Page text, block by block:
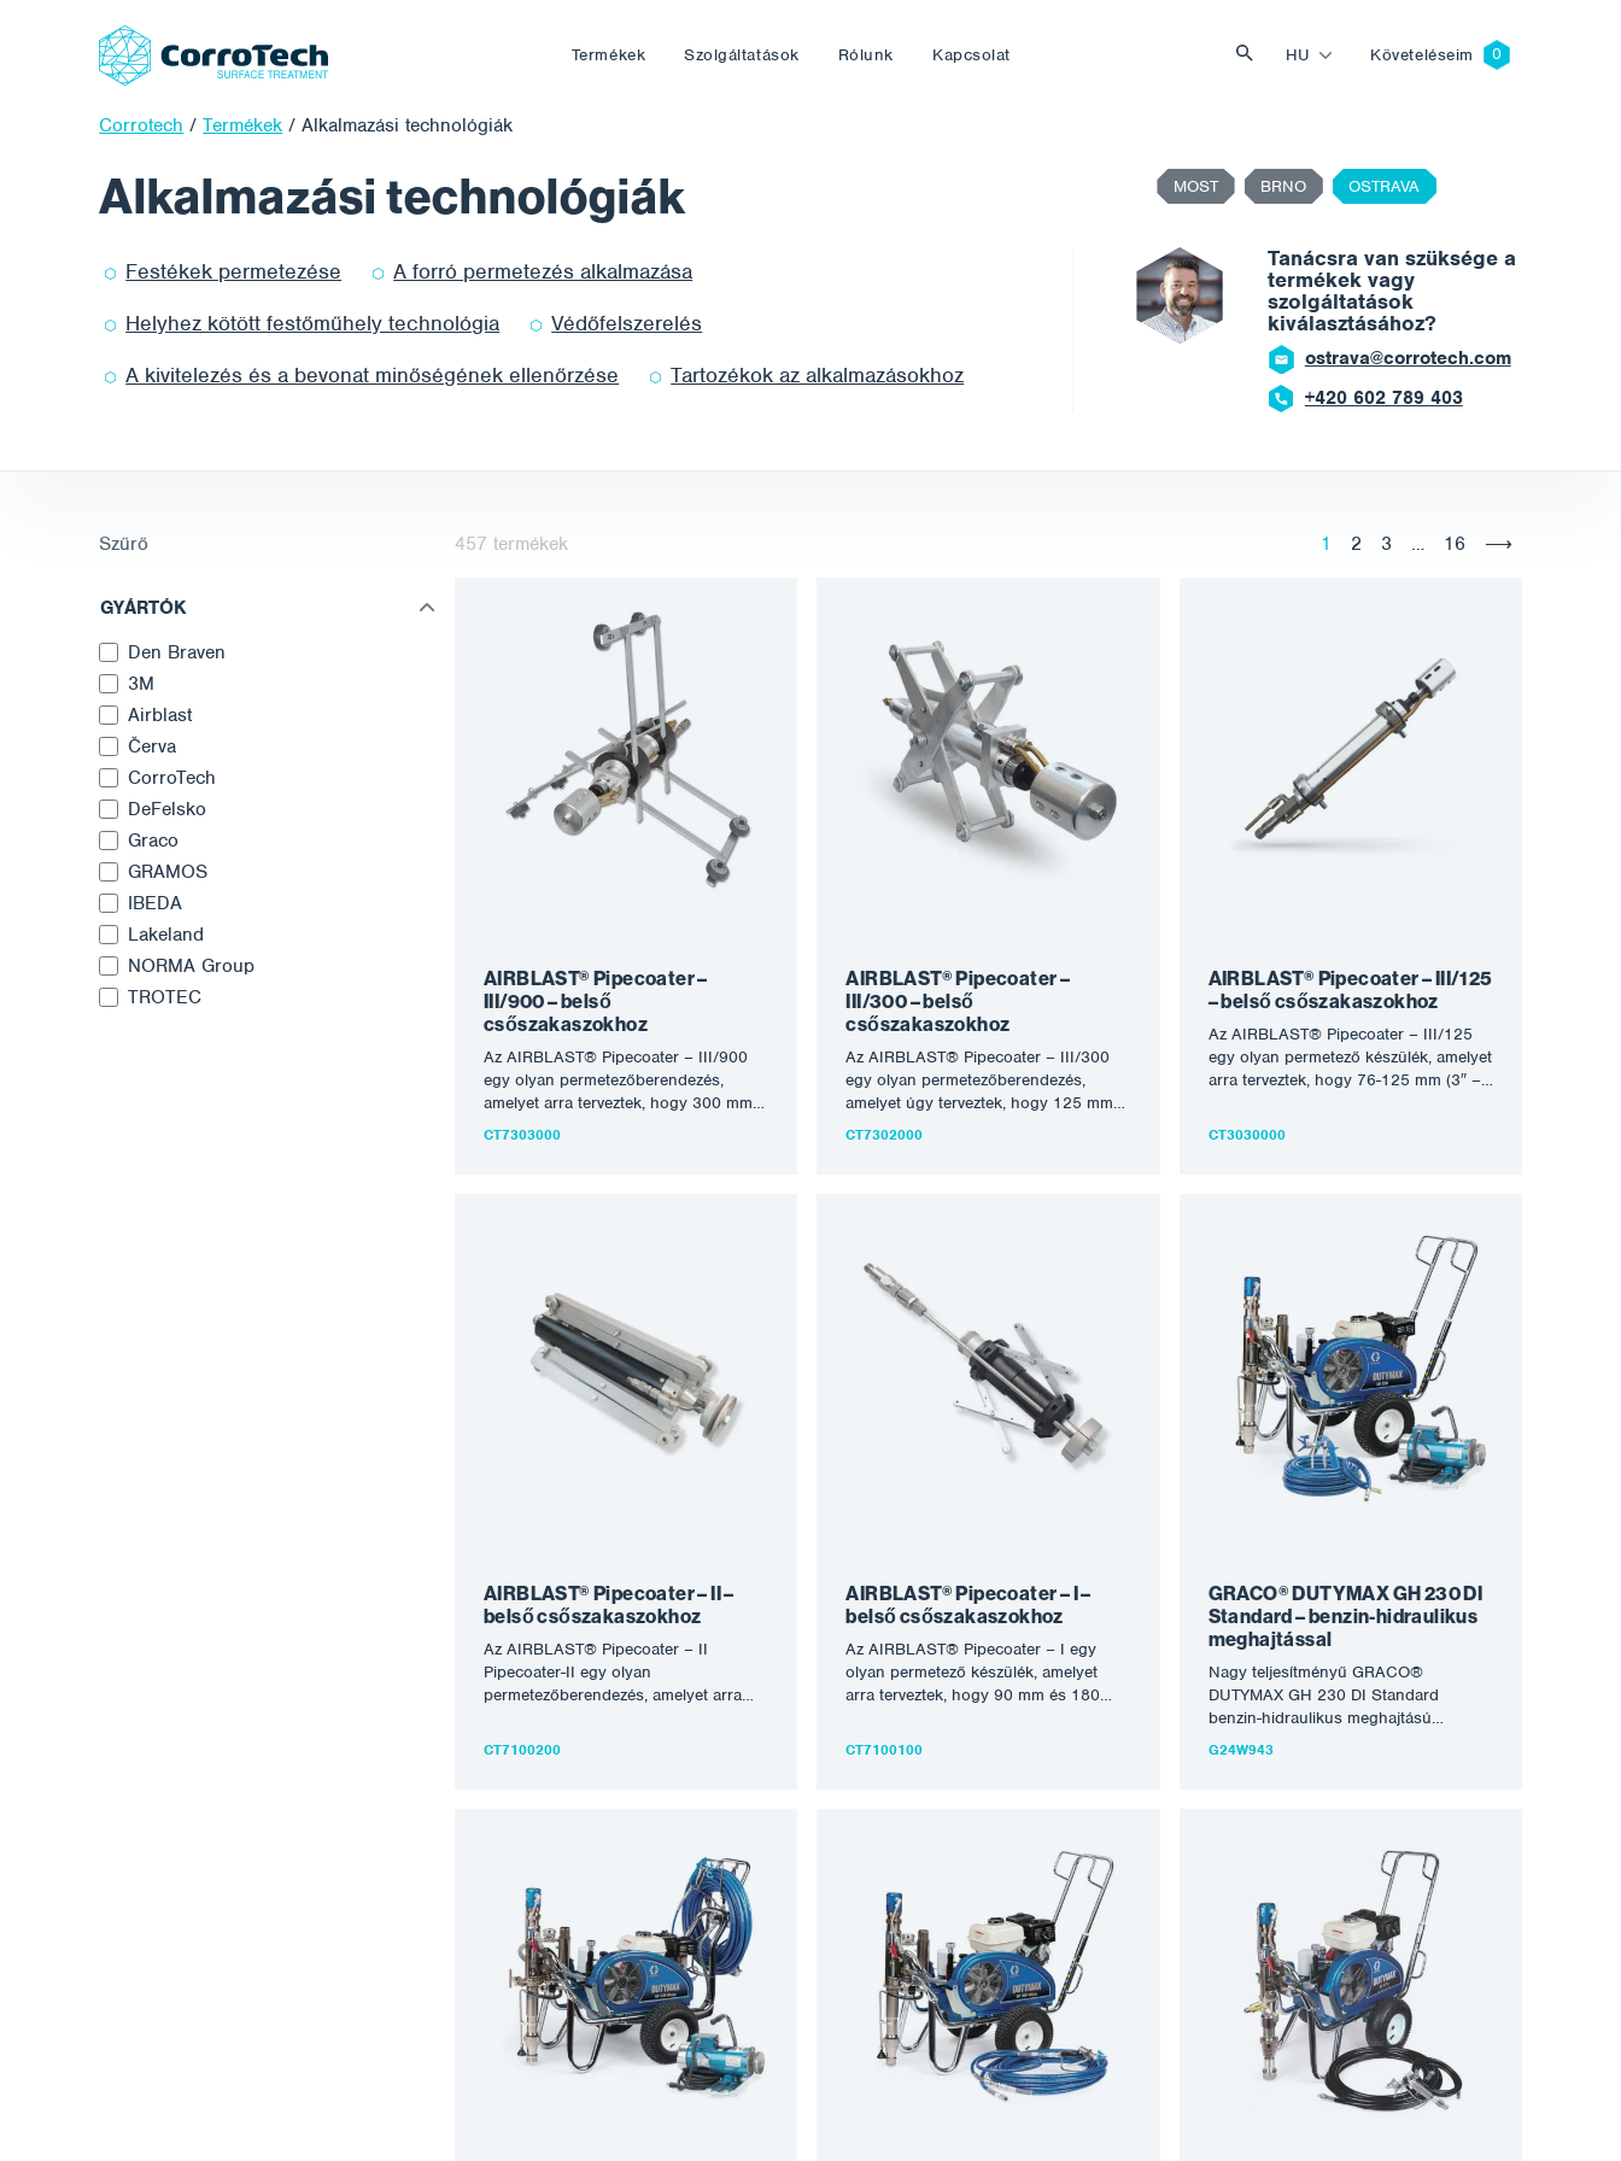
Termékek Szolgáltatások Rólunk Kapcsolat HU Követeléseim
Corrotech /Termékek /Alkalmazási technológiák
Alkalmazási technológiák
Festékek permetezése
A forró permetezés alkalmazása
Helyhez kötött festőműhely technológia
Védőfelszerelés
A kivitelezés és a bevonat minőségének ellenőrzése
Tartozékok az alkalmazásokhoz
MOST BRNO OSTRAVA
Tanácsra van szüksége a
termékek vagy
kiválasztásához?
Tanácsra van szüksége a
termékek vagy
szolgáltatások
kiválasztásához?
ostrava@corrotech.com
+420 602 789 403
Szűrő 457 termékek 1 2 3 … 16 ⟶
GYÁRTÓK
Den Braven
3M
Airblast
Červa
CorroTech
DeFelsko
Graco
GRAMOS
IBEDA
Lakeland
NORMA Group
TROTEC
AIRBLAST® Pipecoater –
III/900 – belső
csőszakaszokhoz
Az AIRBLAST® Pipecoater – III/900
egy olyan permetezőberendezés,
amelyet arra terveztek, hogy 300 mm
és 900 mm (12″ – 36″) átmérőjű
csatlakoztatásához egy légtömlőre van
szükség. Miután a PIPECOATER-
III/900 a csőben van, szabályozza a
festék- és légáramlást a megfelelő
nyomásra. A festéket egy fúvókán
keresztül szórják szét, amelyet a
légáramlás vezérel 360°-os
CT7303000
AIRBLAST® Pipecoater –
III/300 – belső
csőszakaszokhoz
Az AIRBLAST® Pipecoater – III/300
egy olyan permetezőberendezés,
amelyet úgy terveztek, hogy 125 mm
és 300 mm (5″ – 12″) átmérőjű csövek
legalább 45:1 arányban. A
PIPECOATER csatlakoztatásához egy
légtömlőre van szükség. Miután a
PIPECOATER-III/300 a csőben van,
szabályozza a festék- és légáramlást a
megfelelő nyomásra. A festéket egy
fúvókán keresztül szórják szét, amelyet
a légáramlás vezérel 360°-os
szórásképben. Jellemzők: hatékonyan
kezeli a bevonatok széles skáláját
CT7302000
AIRBLAST® Pipecoater – III/125
– belső csőszakaszokhoz
Az AIRBLAST® Pipecoater – III/125
egy olyan permetező készülék, amelyet
arra terveztek, hogy 76-125 mm (3″ –
egyenletes bevonatot vigyen fel
45:1 arányban. A PIPECOATER
csatlakoztatásához egy légtömlőre van
szükség. Miután a PIPECOATER-
III/125 a csőbe került, szabályozza a
festéket és a levegő áramlását a
megfelelő nyomásra. A festéket egy
fúvókán keresztül szórják szét, amelyet
a légáramlás vezérel 360°-os
szórásképben. Jellemzők: hatékonyan
kezeli a bevonatok széles skáláját
egyenletes réteget visz fel figyelemre
méltó sebességgel nem kell elforgatni
CT3030000
AIRBLAST® Pipecoater – II –
belső csőszakaszokhoz
Az AIRBLAST® Pipecoater – II
Pipecoater-II egy olyan
permetezőberendezés, amelyet arra
(7″ – 37″) átmérőjű csövek belső falára
felhordható ezzel a berendezéssel. A
legnagyobb hatékonyság elérése
érdekében egy személynek kell
kezelnie a felhordó berendezést,
miközben egy másik személy
végigfuttatja a szerszámot a
csővezetéken. Az Airblast Pipecoater
innovatív és hatékony megoldást kínál
a csövek vagy más hengeres
szerkezetek belső felületének
bevonására. A PIPECOATER-II
CT7100200
AIRBLAST® Pipecoater – I –
belső csőszakaszokhoz
Az AIRBLAST® Pipecoater – I egy
olyan permetező készülék, amelyet
arra terveztek, hogy 90 mm és 180
falára egyenletes bevonatot vigyen fel
legnagyobb hatékonyság elérése
érdekében egy személynek kell
kezelnie a felhordó berendezést,
miközben egy másik személy
végigfuttatja a szerszámot a
csővezetéken. Az Airblast Pipecoater
innovatív és hatékony megoldást kínál
a csövek vagy más hengeres
szerkezetek belső felületének
bevonására. A PIPECOATER-I
csatlakoztatható egy megfelelő airless
permetező berendezéshez, legalább
CT7100100
GRACO® DUTYMAX GH 230 DI
Standard – benzin-hidraulikus
meghajtással
Nagy teljesítményű GRACO®
DUTYMAX GH 230 DI Standard
benzin-hidraulikus meghajtású
permetező berendezés, amely alkalmas
munkákhoz, rendszeresen nagyobb
színpermetezéshez, különösen sűrű
tűzálló, bevonó, kiegyenlítő és
szigetelő anyagok feldolgozására,
acélszerkezetek, tartályok tűzálló és
korróziógátló permetezésére,
betonszerkezetek, hidak, tetők
rehabilitációjára, valamennyi festési és
homlokzati munkára. A Honda
benzinmotor, a nagy teljesítményű
hidraulikus sebességváltó és az
G24W943